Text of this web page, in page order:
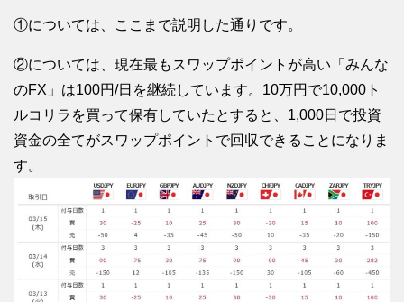
①については、ここまで説明した通りです。
②については、現在最もスワップポイントが高い「みんな
のFX」は100円/日を継続しています。10万円で10,000ト
ルコリラを買って保有していたとすると、1,000日で投資
資金の全てがスワップポイントで回収できることになりま
す。